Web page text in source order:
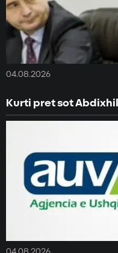
04.08.2026
Kurti pret sot